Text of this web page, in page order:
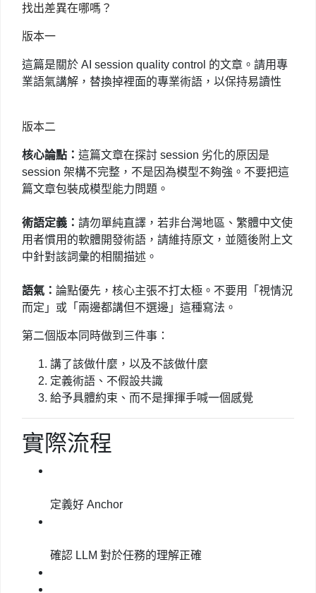
找出差異在哪嗎？
版本一
這篇是關於 AI session quality control 的文章。請用專
業語氣講解，替換掉裡面的專業術語，以保持易讀性
版本二
核心論點： 這篇文章在探討 session 劣化的原因是
session 架構不完整，不是因為模型不夠強。不要把這
篇文章包裝成模型能力問題。
術語定義： 請勿單純直譯，若非台灣地區、繁體中文使
用者慣用的軟體開發術語，請維持原文，並隨後附上文
中針對該詞彙的相關描述。
語氣： 論點優先，核心主張不打太極。不要用「視情況
而定」或「兩邊都講但不選邊」這種寫法。
第二個版本同時做到三件事：
講了該做什麼，以及不該做什麼
定義術語、不假設共識
給予具體約束、而不是揮揮手喊一個感覺
實際流程
定義好 Anchor
確認 LLM 對於任務的理解正確